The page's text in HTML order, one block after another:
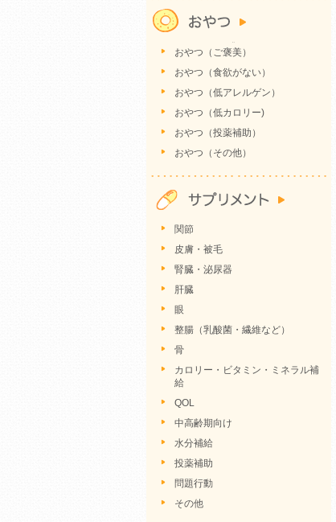
おやつ（ご褒美）
おやつ（食欲がない）
おやつ（低アレルゲン）
おやつ（低カロリー)
おやつ（投薬補助）
おやつ（その他）
関節
皮膚・被毛
腎臓・泌尿器
肝臓
眼
整腸（乳酸菌・繊維など）
骨
カロリー・ビタミン・ミネラル補
給
QOL
中高齢期向け
水分補給
投薬補助
問題行動
その他